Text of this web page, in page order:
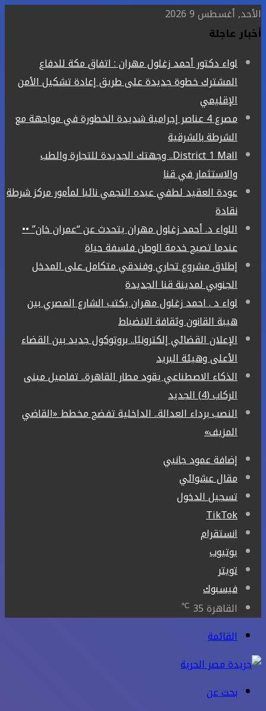
الأحد, أغسطس 9 2026
أخبار عاجلة
لواء دكتور أحمد زغلول مهران : اتفاق مكة للدفاع
المشترك خطوة جديدة على طريق إعادة تشكيل الأمن
الإقليمي
مصرع 4 عناصر إجرامية شديدة الخطورة في مواجهة مع
الشرطة بالشرقية
District 1 Mall.. وجهتك الجديدة للتجارة والطب
والاستثمار في قنا
عودة العقيد لطفي عبده النجمي نائبا لمأمور مركز شرطة
نقادة
اللواء د. أحمد زغلول مهران يتحدث عن “عمران خان” ••
عندما تصبح خدمة الوطن فلسفة حياة
إطلاق مشروع تجاري وفندقي متكامل على المدخل
الجنوبي لمدينة قنا الجديدة
لواء د . احمد زغلول مهران يكتب الشارع المصري بين
هيبة القانون وثقافة الانضباط
الإعلان القضائي إلكترونيًا.. بروتوكول جديد بين القضاء
الأعلى وهيئة البريد
الذكاء الاصطناعي يقود مطار القاهرة.. تفاصيل مبنى
الركاب (4) الجديد
النصب برداء العدالة.. الداخلية تفضح مخطط «القاضي
المزيف»
إضافة عمود جانبي
مقال عشوائي
تسجيل الدخول
‫TikTok
انستقرام
يوتيوب
تويتر
فيسبوك
القاهرة35
℃
القائمة
بحث عن